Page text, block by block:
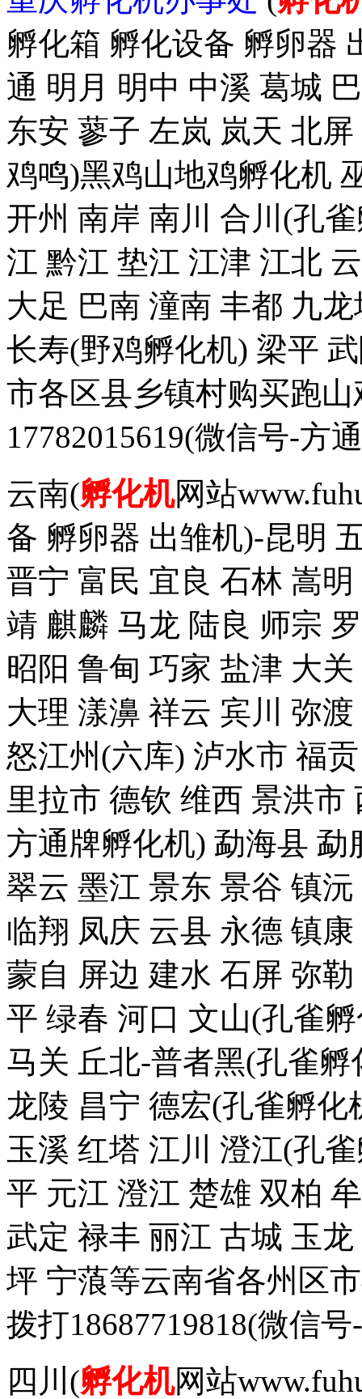
孵化箱 孵化设备 孵卵器
通 明月 明中 中溪 葛城
东安 蓼子 左岚 岚天 北
鸡鸣)黑鸡山地鸡孵化机
开州 南岸 南川 合川(孔
江 黔江 垫江 江津 江北
大足 巴南 潼南 丰都 九
长寿(野鸡孵化机) 梁平
市各区县乡镇村购买跑
17782015619(微信号-方
云南(孵化机网站
备 孵卵器 出雏机)-昆明
晋宁 富民 宜良 石林 嵩
靖 麒麟 马龙 陆良 师宗
昭阳 鲁甸 巧家 盐津 大
大理 漾濞 祥云 宾川 弥
怒江州(六库) 泸水市 福
里拉市 德钦 维西 景洪
方通牌孵化机) 勐海县
翠云 墨江 景东 景谷 镇
临翔 凤庆 云县 永德 镇
蒙自 屏边 建水 石屏 弥
平 绿春 河口 文山(孔雀
马关 丘北-普者黑(孔雀
龙陵 昌宁 德宏(孔雀孵
玉溪 红塔 江川 澄江(孔
平 元江 澄江 楚雄 双柏
武定 禄丰 丽江 古城 玉
坪 宁蒗等云南省各州区
拨打18687719818(微信
四川(孵化机网站